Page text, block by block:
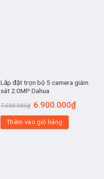
Lắp đặt trọn bộ 5 camera giám
sát 2.0MP Dahua
7.500.000₫ 6.900.000₫
Thêm vào giỏ hàng